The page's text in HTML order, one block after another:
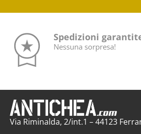
Spedizioni
Nessuna sorpresa!
Via Riminalda, 2/int.1 – 44123